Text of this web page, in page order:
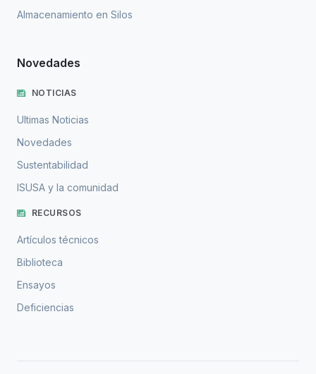
Almacenamiento en Silos
Novedades
NOTICIAS
Ultimas Noticias
Novedades
Sustentabilidad
ISUSA y la comunidad
RECURSOS
Artículos técnicos
Biblioteca
Ensayos
Deficiencias